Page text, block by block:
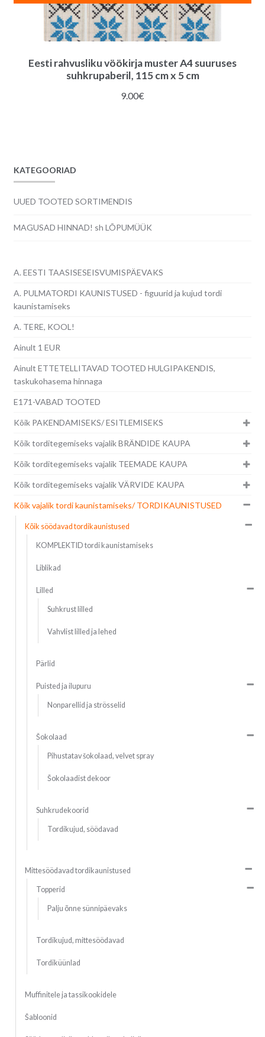
Eesti rahvusliku vöökirja muster A4 suuruses
suhkrupaberil, 115 cm x 5 cm
9.00€
KATEGOORIAD
UUED TOOTED SORTIMENDIS
MAGUSAD HINNAD! sh LÕPUMÜÜK
A. EESTI TAASISESEISVUMISPÄEVAKS
A. PULMATORDI KAUNISTUSED - figuurid ja kujud tordi
kaunistamiseks
A. TERE, KOOL!
Ainult 1 EUR
Ainult ETTETELLITAVAD TOOTED HULGIPAKENDIS,
taskukohasema hinnaga
E171-VABAD TOOTED
Kõik PAKENDAMISEKS/ ESITLEMISEKS
Kõik torditegemiseks vajalik BRÄNDIDE KAUPA
Kõik torditegemiseks vajalik TEEMADE KAUPA
Kõik torditegemiseks vajalik VÄRVIDE KAUPA
Kõik vajalik tordi kaunistamiseks/ TORDIKAUNISTUSED
Kõik söödavad tordikaunistused
KOMPLEKTID tordi kaunistamiseks
Liblikad
Lilled
Suhkrust lilled
Vahvlist lilled ja lehed
Pärlid
Puisted ja ilupuru
Nonparellid ja strösselid
Šokolaad
Pihustatav šokolaad, velvet spray
Šokolaadist dekoor
Suhkrudekoorid
Tordikujud, söödavad
Mittesöödavad tordikaunistused
Topperid
Palju õnne sünnipäevaks
Tordikujud, mittesöödavad
Tordiküünlad
Muffinitele ja tassikookidele
Šabloonid